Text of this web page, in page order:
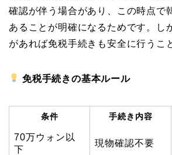
確認が伴う場合があり、この時点で
あることが明確になるためです。し
があれば免税手続きも安全に行うこ
免税手続きの基本ルール
条件 手続き内容
70万ウォン以
下
現物確認不要